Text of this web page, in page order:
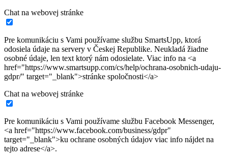
Chat na webovej stránke
Pre komunikáciu s Vami používame službu SmartsUpp, ktorá
odosiela údaje na servery v Českej Republike. Neukladá žiadne
osobné údaje, len text ktorý nám odosielate. Viac info na <a
href="https://www.smartsupp.com/cs/help/ochrana-osobnich-udaju-
gdpr/" target="_blank">stránke spoločnosti</a>
Chat na webovej stránke
Pre komunikáciu s Vami používame službu Facebook Messenger,
<a href="https://www.facebook.com/business/gdpr"
target="_blank">ku ochrane osobných údajov viac info nájdet na
tejto adrese</a>.